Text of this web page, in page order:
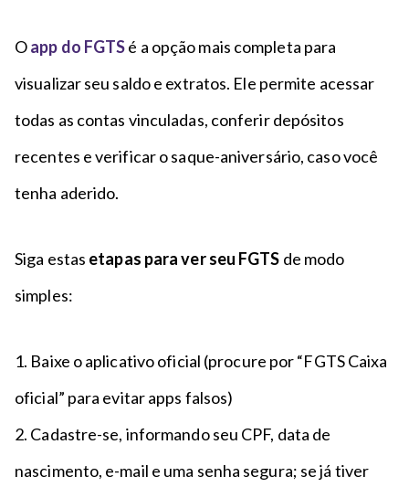
Oapp do FGTSé a opção mais completa para
visualizar seu saldo e extratos. Ele permite acessar
todas as contas vinculadas, conferir depósitos
recentes e verificar o saque-aniversário, caso você
tenha aderido.
Siga estas etapas para ver seu FGTS de modo
simples:
1. Baixe o aplicativo oficial (procure por “FGTS Caixa
oficial” para evitar apps falsos)
2. Cadastre-se, informando seu CPF, data de
nascimento, e-mail e uma senha segura; se já tiver